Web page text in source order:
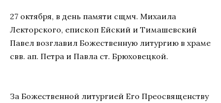
27 октября, в день памяти сщмч. Михаила
Лекторского, епископ Ейский и Тимашевский
Павел возглавил Божественную литургию в храме
свв. ап. Петра и Павла ст. Брюховецкой.
За Божественной литургией Его Преосвященству